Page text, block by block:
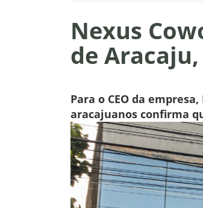
Nexus
de
Para o CEO da
aracajuanos confirma